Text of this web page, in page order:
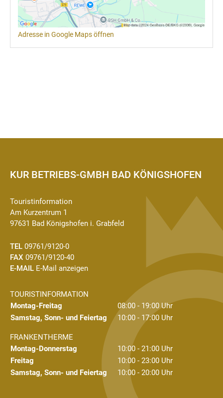
Adresse in Google Maps öffnen
KUR BETRIEBS-GMBH BAD KÖNIGSHOFEN
Touristinformation
Am Kurzentrum 1
97631 Bad Königshofen i. Grabfeld
TEL 09761/9120-0
FAX 09761/9120-40
E-MAIL E-Mail anzeigen
TOURISTINFORMATION
Montag-Freitag
08:00 - 19:00 Uhr
Samstag, Sonn- und Feiertag
10:00 - 17:00 Uhr
FRANKENTHERME
Montag-Donnerstag
10:00 - 21:00 Uhr
Freitag
10:00 - 23:00 Uhr
Samstag, Sonn- und Feiertag
10:00 - 20:00 Uhr